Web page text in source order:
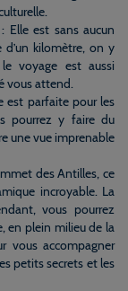
Elle est sans aucun
kilomètre, on y
voyage est aussi
vous attend.
est parfaite pour les
pourrez y faire du
une vue imprenable
des Antilles, ce
incroyable. La
vous pourrez
en plein milieu de la
vous accompagner
petits secrets et les